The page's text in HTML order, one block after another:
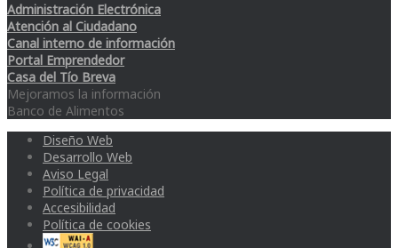
Administración Electrónica
Atención al Ciudadano
Canal interno de información
Portal Emprendedor
Casa del Tío Breva
Mejoramos la información
Banco de Alimentos
Diseño Web
Desarrollo Web
Aviso Legal
Política de privacidad
Accesibilidad
Política de cookies